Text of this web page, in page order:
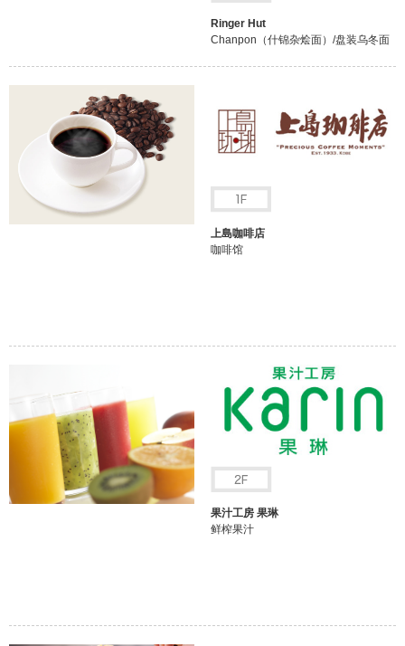
Ringer Hut
Chanpon（什锦杂烩面）/盘装乌冬面
上島咖啡店
咖啡馆
果汁工房 果琳
鲜榨果汁